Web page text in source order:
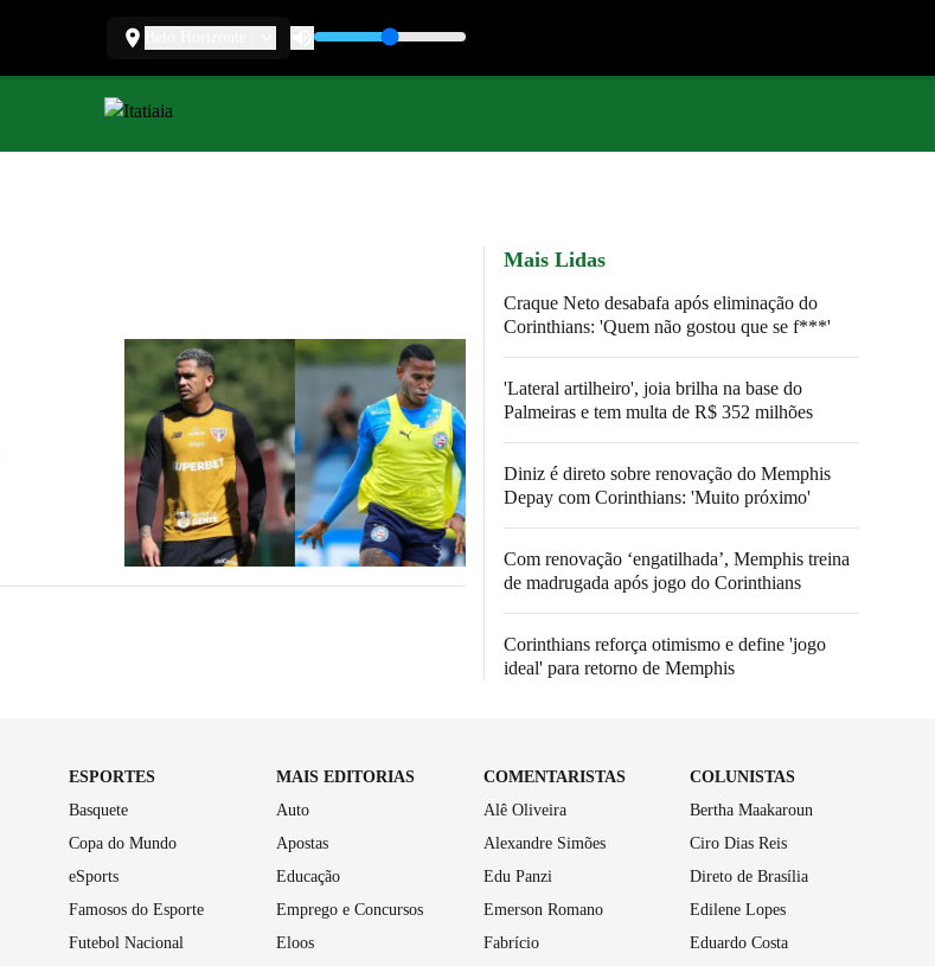
Mais Lidas
Craque Neto desabafa após eliminação do
Corinthians: 'Quem não gostou que se f***'
'Lateral artilheiro', joia brilha na base do
Palmeiras e tem multa de R$ 352 milhões
Diniz é direto sobre renovação do Memphis
Depay com Corinthians: 'Muito próximo'
Com renovação ‘engatilhada’, Memphis treina
de madrugada após jogo do Corinthians
Corinthians reforça otimismo e define 'jogo
ideal' para retorno de Memphis
ESPORTES
Basquete
Copa do Mundo
eSports
Famosos do Esporte
Futebol Nacional
MAIS EDITORIAS
Auto
Apostas
Educação
Emprego e Concursos
Eloos
COMENTARISTAS
Alê Oliveira
Alexandre Simões
Edu Panzi
Emerson Romano
Fabrício
COLUNISTAS
Bertha Maakaroun
Ciro Dias Reis
Direto de Brasília
Edilene Lopes
Eduardo Costa